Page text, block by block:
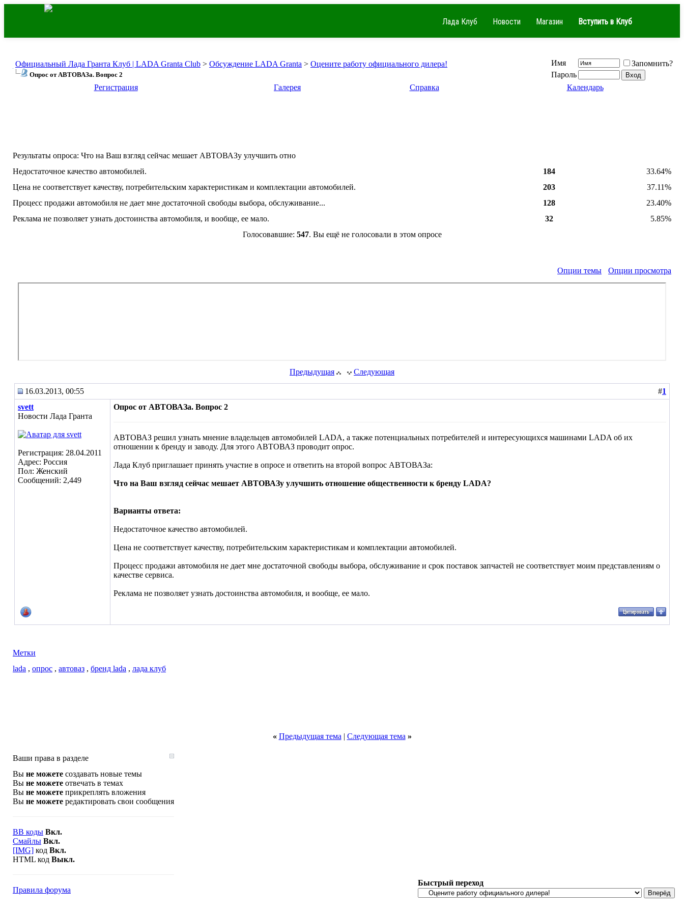
Лада Клуб Новости Магазин Вступить в Клуб
Официальный Лада Гранта Клуб | LADA Granta Club > Обсуждение LADA Granta > Оцените работу официального дилера!
Опрос от АВТОВАЗа. Вопрос 2
Имя
Запомнить?
Пароль
Регистрация
Галерея Справка Календарь
Результаты опроса: Что на Ваш взгляд сейчас мешает АВТОВАЗу улучшить отно
Недостаточное качество автомобилей.
184
33.64%
Цена не соответствует качеству, потребительским характеристикам и комплектации автомобилей.
203
37.11%
Процесс продажи автомобиля не дает мне достаточной свободы выбора, обслуживание...
128
23.40%
Реклама не позволяет узнать достоинства автомобиля, и вообще, ее мало.
32
5.85%
Голосовавшие: 547. Вы ещё не голосовали в этом опросе
Опции темы Опции просмотра
Предыдущая Следующая
16.03.2013, 00:55 #1
svett
Новости Лада Гранта
Регистрация: 28.04.2011
Адрес: Россия
Пол: Женский
Сообщений: 2,449
Опрос от АВТОВАЗа. Вопрос 2
АВТОВАЗ решил узнать мнение владельцев автомобилей LADA, а также потенциальных потребителей и интересующихся машинами LADA об их
отношении к бренду и заводу. Для этого АВТОВАЗ проводит опрос.
Лада Клуб приглашает принять участие в опросе и ответить на второй вопрос АВТОВАЗа:
Что на Ваш взгляд сейчас мешает АВТОВАЗу улучшить отношение общественности к бренду LADA?
Варианты ответа:
Недостаточное качество автомобилей.
Цена не соответствует качеству, потребительским характеристикам и комплектации автомобилей.
Процесс продажи автомобиля не дает мне достаточной свободы выбора, обслуживание и срок поставок запчастей не соответствует моим представлениям о
качестве сервиса.
Реклама не позволяет узнать достоинства автомобиля, и вообще, ее мало.
Метки
lada , опрос , автоваз , бренд lada , лада клуб
« Предыдущая тема | Следующая тема »
Ваши права в разделе
Вы не можете создавать новые темы
Вы не можете отвечать в темах
Вы не можете прикреплять вложения
Вы не можете редактировать свои сообщения
BB коды Вкл.
Смайлы Вкл.
[IMG] код Вкл.
HTML код Выкл.
Правила форума
Быстрый переход